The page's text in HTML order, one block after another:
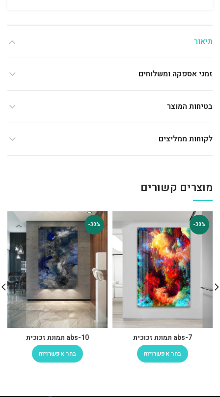
תיאור
זמני אספקה ומשלוחים
בטיחות המוצר
לקוחות ממליצים
מוצרים קשורים
-30%
abs-7 תמונת זכוכית
בחר אפשרויות
-30%
abs-10 תמונת זכוכית
בחר אפשרויות